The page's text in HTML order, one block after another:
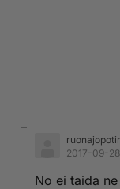
2017-09-28
No ei taida